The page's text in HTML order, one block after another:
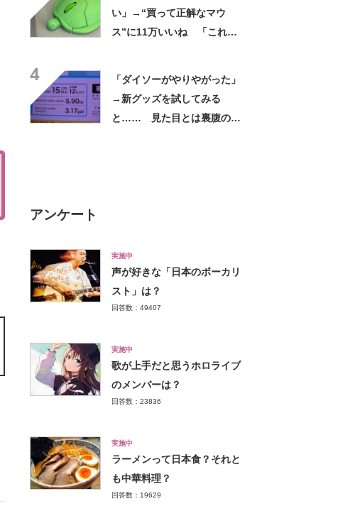
い」→“買って正解なマウ
ス”に11万いいね 「これ
4
「ダイソーがやりやがった」
→新グッズを試してみる
と…… 見た目とは裏腹の光
アンケート
実施中
声が好きな「日本のボーカリ
スト」は？
回答数：49407
実施中
歌が上手だと思うホロライブ
のメンバーは？
回答数：23836
実施中
ラーメンって日本食？それと
も中華料理？
回答数：19629